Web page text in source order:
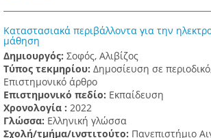
Καταστασιακά περιβάλλοντα για την
μάθηση
Δημιουργός: Σοφός, Αλιβίζος
Τύπος τεκμηρίου: Δημοσίευση σε
Επιστημονικό άρθρο
Επιστημονικό πεδίο: Εκπαίδευση
Χρονολογία : 2022
Γλώσσα: Ελληνική γλώσσα
Σχολή/τμήμα/ινστιτούτο: Πανεπιστήμιο